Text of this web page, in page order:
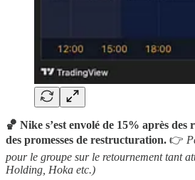
🏀 Nike s’est envolé de 15% après des
des promesses de restructuration. 👉
pour le groupe sur le retournement tant
Holding, Hoka etc.)